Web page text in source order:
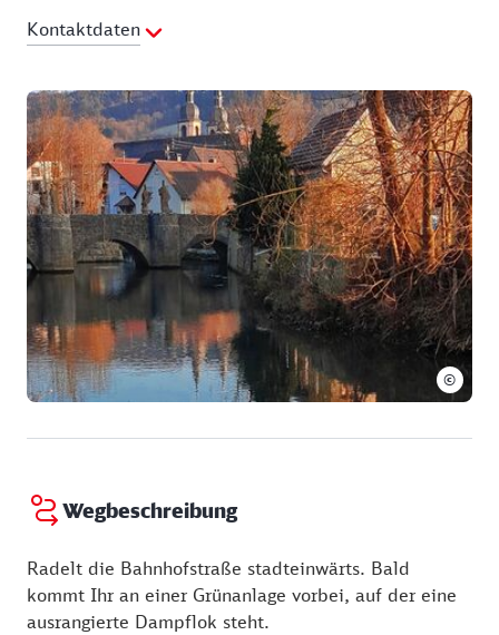
Kontaktdaten
E-Mail Adresse:
kontakt@radverleih-taubertal.de
Webseite:http://www.radverleih-taubertal.de
©
Wegbeschreibung
Radelt die Bahnhofstraße stadteinwärts. Bald
kommt Ihr an einer Grünanlage vorbei, auf der eine
ausrangierte Dampflok steht.